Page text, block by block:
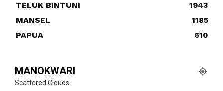
TELUK BINTUNI
1943
MANSEL
1185
PAPUA
610
MANOKWARI
Scattered Clouds